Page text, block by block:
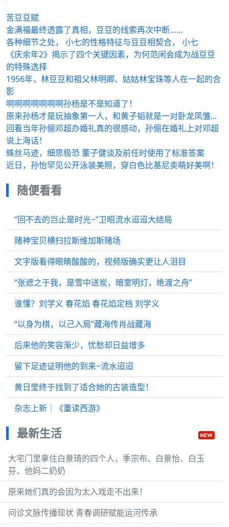
苦豆豆赋
金满福最终透露了真相，豆豆的线索再次中断……
各种细节之处， 小七的性格特征与豆豆相契合， 小七
《庆余年2》揭示了四个关键因素，为何范闲会成为战豆豆
的特殊选择
1956年，林豆豆和祖父林明卿、姑姑林宝珠等人在一起的合
影
啊啊啊啊啊啊啊孙杨是不是知道了！
原来孙杨才是玩抽象第一人，和黄子韬就是一对卧龙凤雏...
回看当年孙俪邓超办婚礼真的很感动，孙俪在婚礼上对邓超
说上海话！
蛛丝马迹，细思极恐 董子健谈及前任时使用了标准答案
近日，孙怡罕见公开泳装美照，穿白色比基尼卖萌好美啊！
随便看看
“回不去的岂止是时光~”卫昭流水迢迢大结局
赌神宝贝横扫拉斯维加斯赌场
文字版看得眼睛酸酸的，视频版确实更让人泪目
“张遮之于我，是雪中送炭，暗室明灯，绝渡之舟”
谁懂？刘学义 春花焰 春花焰定档 刘学义
“以身为棋，以己入局”藏海传肖战藏海
后来他的笑容渐少，忧愁却日益增多
留下足迹证明他的到来~流水迢迢
黄日莹终于找到了适合她的古装造型！
杂志上新｜《重读西游》
最新生活
大宅门里拿住白景琦的四个人，季宗布、白景怡、白玉
芬、他妈二奶奶
原来她们真的会因为太入戏走不出来！
问诊文脉传播现状 青春调研赋能运河传承